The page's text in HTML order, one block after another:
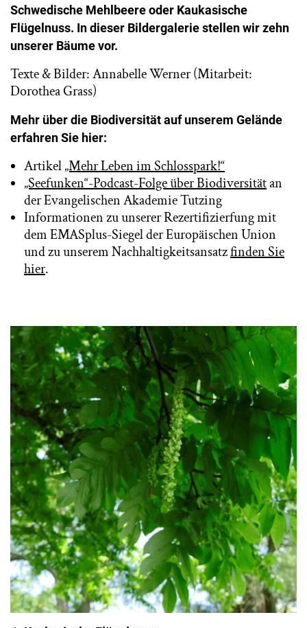
Schwedische Mehlbeere oder Kaukasische
Flügelnuss. In dieser Bildergalerie stellen wir zehn
unserer Bäume vor.
Texte & Bilder: Annabelle Werner (Mitarbeit:
Dorothea Grass)
Mehr über die Biodiversität auf unserem Gelände
erfahren Sie hier:
Artikel„Mehr Leben im Schlosspark!“
„Seefunken“-Podcast-Folge über Biodiversitätan
der Evangelischen Akademie Tutzing
Informationen zu unserer Rezertifizierfung mit
dem EMASplus-Siegel der Europäischen Union
und zu unserem Nachhaltigkeitsansatzfinden Sie
hier.